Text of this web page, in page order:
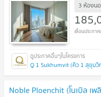
3 ห้องน
Q 1 Sukhumvit (คิว 1 สุขุมวิ
Noble Ploenchit (โนเบิล เ